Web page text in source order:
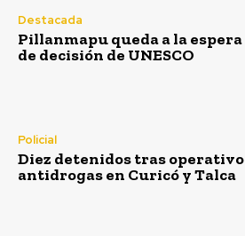
Destacada
Pillanmapu queda a la espera
de decisión de UNESCO
Policial
Diez detenidos tras operativo
antidrogas en Curicó y Talca